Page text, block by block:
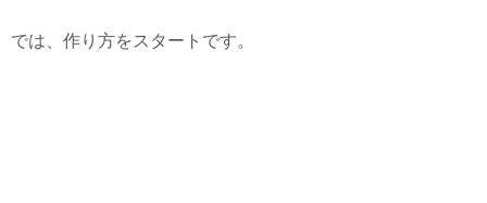
では、作り方をスタートです。